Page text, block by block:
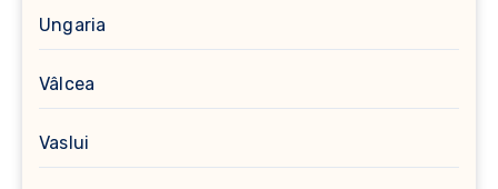
Ungaria
Vâlcea
Vaslui